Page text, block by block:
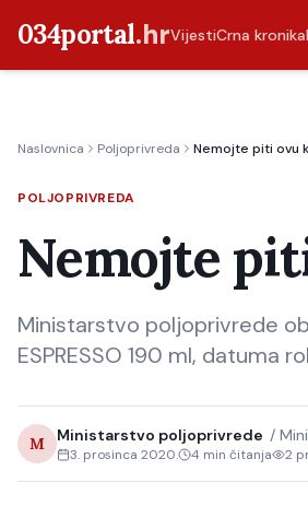
034portal.hrVijestiCrna kronika
Naslovnica Poljoprivreda Nemojte piti ovu
POLJOPRIVREDA
Nemojte
Ministarstvo poljoprivrede
ESPRESSO 190 ml, datuma
M Ministarstvo poljoprivrede /
3. prosinca 2020. 4 min čitanja 2